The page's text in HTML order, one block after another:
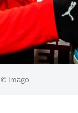
© Imago